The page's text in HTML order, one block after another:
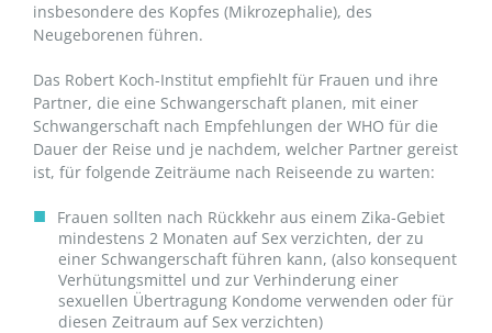
insbesondere des Kopfes (Mikrozephalie), des
Neugeborenen führen.
Das Robert Koch-Institut empfiehlt für Frauen und ihre
Partner, die eine Schwangerschaft planen, mit einer
Schwangerschaft nach Empfehlungen der WHO für die
Dauer der Reise und je nachdem, welcher Partner gereist
ist, für folgende Zeiträume nach Reiseende zu warten:
Frauen sollten nach Rückkehr aus einem Zika-Gebiet
mindestens 2 Monaten auf Sex verzichten, der zu
einer Schwangerschaft führen kann, (also konsequent
Verhütungsmittel und zur Verhinderung einer
sexuellen Übertragung Kondome verwenden oder für
diesen Zeitraum auf Sex verzichten)